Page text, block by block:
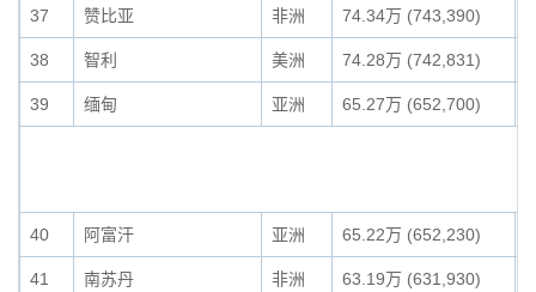
37 赞比亚 非洲 74.34万 (743,390)
38 智利 美洲 74.28万 (742,831)
39 缅甸 亚洲 65.27万 (652,700)
40 阿富汗 亚洲 65.22万 (652,230)
41 南苏丹 非洲 63.19万 (631,930)